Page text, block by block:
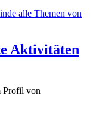
alle Themen von
Aktivitäten
Profil von